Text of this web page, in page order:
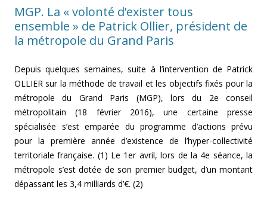
MGP. La « volonté d’exister tous
ensemble » de Patrick Ollier, président de
la métropole du Grand Paris
Depuis quelques semaines, suite à l’intervention de Patrick
OLLIER sur la méthode de travail et les objectifs fixés pour la
métropole du Grand Paris (MGP), lors du 2e conseil
métropolitain (18 février 2016), une certaine presse
spécialisée s’est emparée du programme d’actions prévu
pour la première année d’existence de l’hyper-collectivité
territoriale française. (1) Le 1er avril, lors de la 4e séance, la
métropole s’est dotée de son premier budget, d’un montant
dépassant les 3,4 milliards d’€. (2)